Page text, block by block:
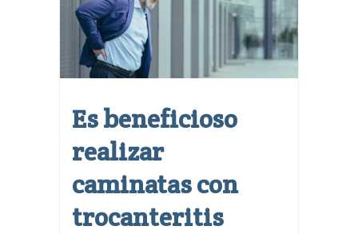
Es beneficioso
realizar
caminatas con
trocanteritis